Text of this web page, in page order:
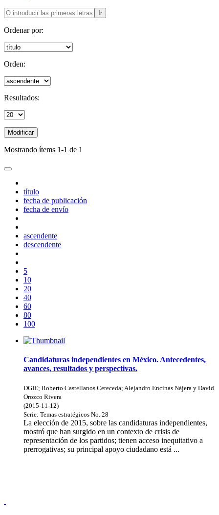
Ir
Ordenar por:
Orden:
Resultados:
Modificar
Mostrando ítems 1-1 de 1
título
fecha de publicación
fecha de envío
ascendente
descendente
5
10
20
40
60
80
100
Candidaturas independientes en México. Antecedentes,
avances, resultados y perspectivas.
DGIE; Roberto Castellanos Cereceda; Alejandro Encinas Nájera y David
Orozco Rivera
(2015-11-12)
Serie: Temas estratégicos No. 28
La elección de 2015, sobre las candidaturas independientes,
mostró que han surgido en un contexto de crisis de
representación de los partidos; tienen acceso inequitativo a
prerrogativas; su principal apoyo ciudadano está ...